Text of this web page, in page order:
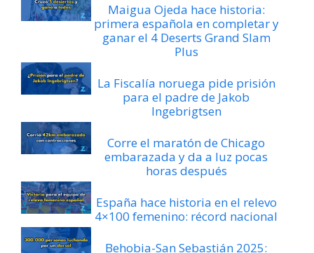
Maigua Ojeda hace historia:
primera española en completar y
ganar el 4 Deserts Grand Slam
Plus
La Fiscalía noruega pide prisión
para el padre de Jakob
Ingebrigtsen
Corre el maratón de Chicago
embarazada y da a luz pocas
horas después
España hace historia en el relevo
4×100 femenino: récord nacional
Behobia-San Sebastián 2025: